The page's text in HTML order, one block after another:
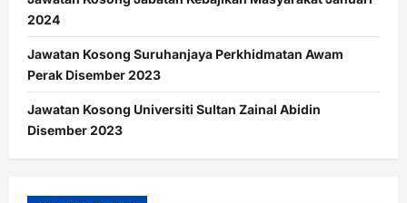
2024
Jawatan Kosong Suruhanjaya Perkhidmatan Awam
Perak Disember 2023
Jawatan Kosong Universiti Sultan Zainal Abidin
Disember 2023